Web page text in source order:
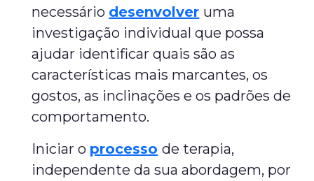
necessário desenvolver uma
investigação individual que possa
ajudar identificar quais são as
características mais marcantes, os
gostos, as inclinações e os padrões de
comportamento.
Iniciar o processo de terapia,
independente da sua abordagem, por